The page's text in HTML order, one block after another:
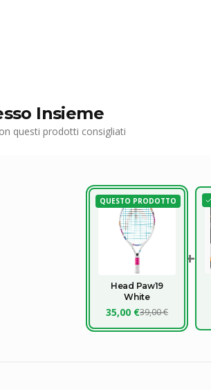
Insieme
questi prodotti consigliati
QUESTO PRODOTTO
Head Paw19
White
35,00 €39,00 €
+